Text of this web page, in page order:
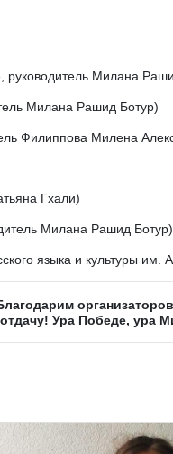
руководитель Милана
Милана Рашид Ботур)
Филиппова Милена
Гхали)
Милана Рашид Ботур)
языка и культуры им.
Ура Победе, ура